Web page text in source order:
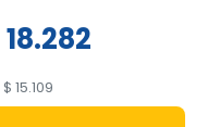
18.282
$ 15.109